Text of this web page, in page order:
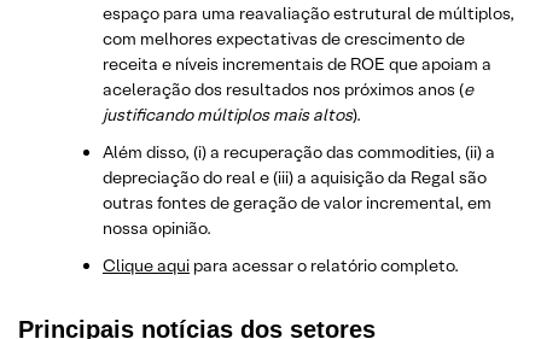
espaço para uma reavaliação estrutural de múltiplos,
com melhores expectativas de crescimento de
receita e níveis incrementais de ROE que apoiam a
aceleração dos resultados nos próximos anos (e
justificando múltiplos mais altos).
Além disso, (i) a recuperação das commodities, (ii) a
depreciação do real e (iii) a aquisição da Regal são
outras fontes de geração de valor incremental, em
nossa opinião.
Clique aqui para acessar o relatório completo.
Principais notícias dos setores